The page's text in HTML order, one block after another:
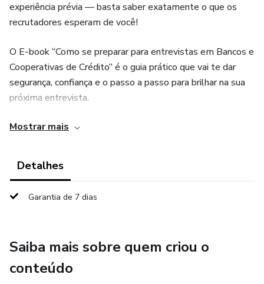
experiência prévia — basta saber exatamente o que os
recrutadores esperam de você!
O E-book “Como se preparar para entrevistas em Bancos e
Cooperativas de Crédito” é o guia prático que vai te dar
segurança, confiança e o passo a passo para brilhar na sua
próxima entrevista.
🔥 Dentro deste material você vai aprender:
de crédito (e como falar sobre isso na entrevista).
✅ O que estudar sobre produtos e serviços financeiros para
✅ As habilidades que mais contam pontos na hora da
contratação (comunicação, foco em metas, visão de dono e
ética).
Mostrar mais
Detalhes
Garantia de 7 dias
Saiba mais sobre quem criou o
conteúdo